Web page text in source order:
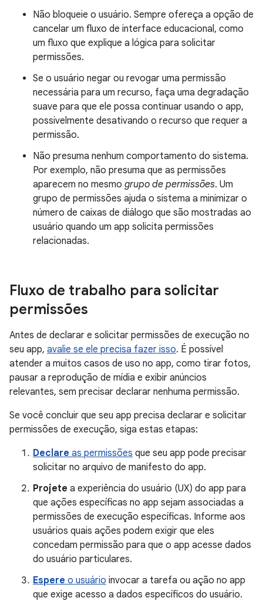
Não bloqueie o usuário. Sempre ofereça a opção de
cancelar um fluxo de interface educacional, como
um fluxo que explique a lógica para solicitar
permissões.
Se o usuário negar ou revogar uma permissão
necessária para um recurso, faça uma degradação
suave para que ele possa continuar usando o app,
possivelmente desativando o recurso que requer a
permissão.
Não presuma nenhum comportamento do sistema.
Por exemplo, não presuma que as permissões
aparecem no mesmo grupo de permissões. Um
grupo de permissões ajuda o sistema a minimizar o
número de caixas de diálogo que são mostradas ao
usuário quando um app solicita permissões
relacionadas.
Fluxo de trabalho para solicitar
permissões
Antes de declarar e solicitar permissões de execução no
seu app, avalie se ele precisa fazer isso. É possível
atender a muitos casos de uso no app, como tirar fotos,
pausar a reprodução de mídia e exibir anúncios
relevantes, sem precisar declarar nenhuma permissão.
Se você concluir que seu app precisa declarar e solicitar
permissões de execução, siga estas etapas:
Declare as permissões que seu app pode precisar
solicitar no arquivo de manifesto do app.
Projete a experiência do usuário (UX) do app para
que ações específicas no app sejam associadas a
permissões de execução específicas. Informe aos
usuários quais ações podem exigir que eles
concedam permissão para que o app acesse dados
do usuário particulares.
Espere o usuário invocar a tarefa ou ação no app
que exige acesso a dados específicos do usuário.